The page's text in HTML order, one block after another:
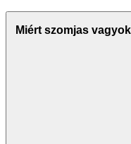
Miért szomjas